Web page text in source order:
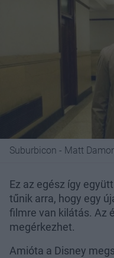
Suburbicon - Matt
Ez az egész így
tűnik arra, hogy egy
filmre van kilátás. Az
megérkezhet.
Amióta a Disney